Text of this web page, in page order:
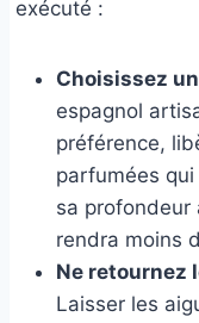
exécuté :
Choisissez
espagnol
préférence,
parfumées
sa profondeur
rendra moins
Ne retournez
Laisser les